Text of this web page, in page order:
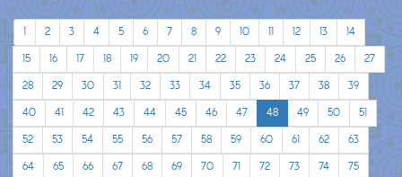
1 2 3 4 5 6 7 8 9 10 11 12 13
14
15
16 17 18 19 20 21 22 23 24 25 26
27
28
29 30 31 32 33 34 35 36 37 38
39
40
41 42 43 44 45 46 47 48 49 50
51
52
53 54 55 56 57 58 59 60 61 62
63
64
65 66 67 68 69 70 71 72 73 74
75